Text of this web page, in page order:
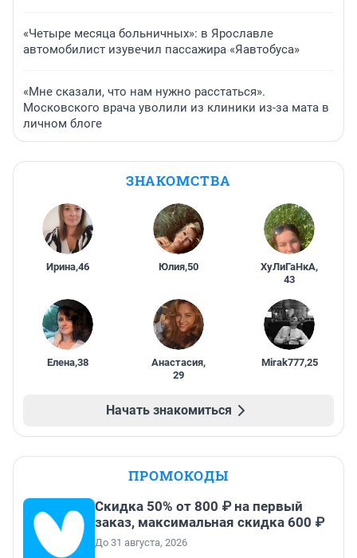
«Четыре месяца больничных»: в Ярославле
автомобилист изувечил пассажира «Яавтобуса»
«Мне сказали, что нам нужно расстаться».
Московского врача уволили из клиники из-за мата в
личном блоге
ЗНАКОМСТВА
Ирина,46 Юлия,50 ХуЛиГаНкА,
43
Елена,38 Анастасия,
29
Mirak777,25
Начать знакомиться
ПРОМОКОДЫ
Скидка 50% от 800 ₽ на первый
заказ, максимальная скидка 600 ₽
До 31 августа, 2026